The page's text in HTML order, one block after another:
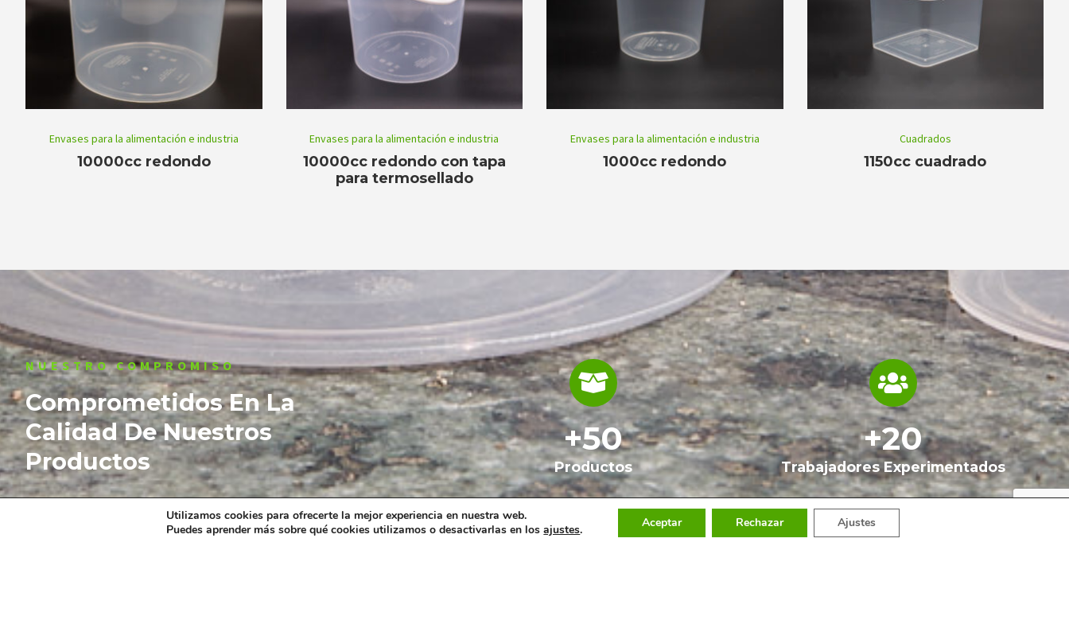
Envases para la alimentación e industria
10000cc redondo
Envases para la alimentación e industria
10000cc redondo con tapa
para termosellado
Envases para la alimentación e industria
1000cc redondo
Cuadrados
1150cc cuadrado
NUESTRO COMPROMISO
Comprometidos En La
Calidad De Nuestros
Productos
Productos
+50
Trabajadores Experimentados
+20
Utilizamos cookies para ofrecerte la mejor experiencia en nuestra web.
Puedes aprender más sobre qué cookies utilizamos o desactivarlas en losajustes. Aceptar Rechazar Ajustes